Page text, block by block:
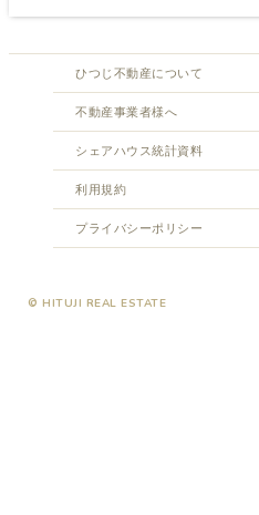
ひつじ不動産について
不動産事業者様へ
シェアハウス統計資料
利用規約
プライバシーポリシー
© HITUJI REAL ESTATE